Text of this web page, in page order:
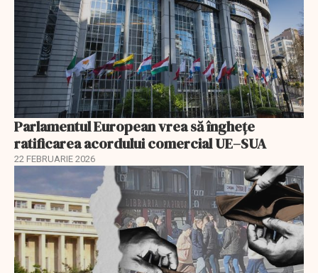
Parlamentul European vrea să înghețe
ratificarea acordului comercial UE–SUA
22 FEBRUARIE 2026